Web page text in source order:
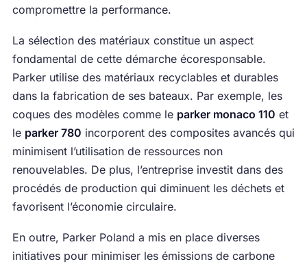
compromettre la performance.
La sélection des matériaux constitue un aspect
fondamental de cette démarche écoresponsable.
Parker utilise des matériaux recyclables et durables
dans la fabrication de ses bateaux. Par exemple, les
coques des modèles comme le parker monaco 110 et
le parker 780 incorporent des composites avancés qui
minimisent l’utilisation de ressources non
renouvelables. De plus, l’entreprise investit dans des
procédés de production qui diminuent les déchets et
favorisent l’économie circulaire.
En outre, Parker Poland a mis en place diverses
initiatives pour minimiser les émissions de carbone